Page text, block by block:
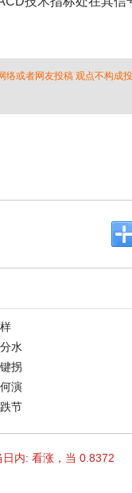
络或者网友投稿 观点不构
水
拐
演
节
内: 看涨，当 0.8372